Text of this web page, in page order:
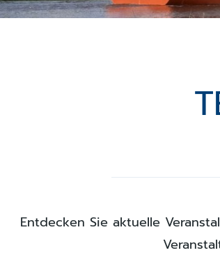
Entdecken Sie aktuelle